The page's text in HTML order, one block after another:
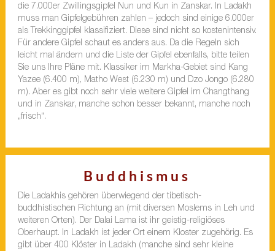
die 7.000er Zwillingsgipfel Nun und Kun in Zanskar. In Ladakh
muss man Gipfelgebühren zahlen – jedoch sind einige 6.000er
als Trekkinggipfel klassifiziert. Diese sind nicht so kostenintensiv.
Für andere Gipfel schaut es anders aus. Da die Regeln sich
leicht mal ändern und die Liste der Gipfel ebenfalls, bitte teilen
Sie uns Ihre Pläne mit. Klassiker im Markha-Gebiet sind Kang
Yazee (6.400 m), Matho West (6.230 m) und Dzo Jongo (6.280
m). Aber es gibt noch sehr viele weitere Gipfel im Changthang
und in Zanskar, manche schon besser bekannt, manche noch
„frisch“.
Buddhismus
Die Ladakhis gehören überwiegend der tibetisch-
buddhistischen Richtung an (mit diversen Moslems in Leh und
weiteren Orten). Der Dalai Lama ist ihr geistig-religiöses
Oberhaupt. In Ladakh ist jeder Ort einem Kloster zugehörig. Es
gibt über 400 Klöster in Ladakh (manche sind sehr kleine